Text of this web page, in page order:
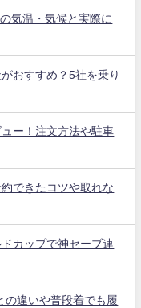
気温・気候と実際に
おすすめ？5社を乗り
ー！注文方法や駐車
できたコツや取れな
カップで神セーブ連
の違いや普段着でも履